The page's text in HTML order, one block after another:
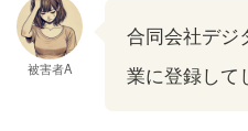
被害者A
合同会社デジ
業に登録し